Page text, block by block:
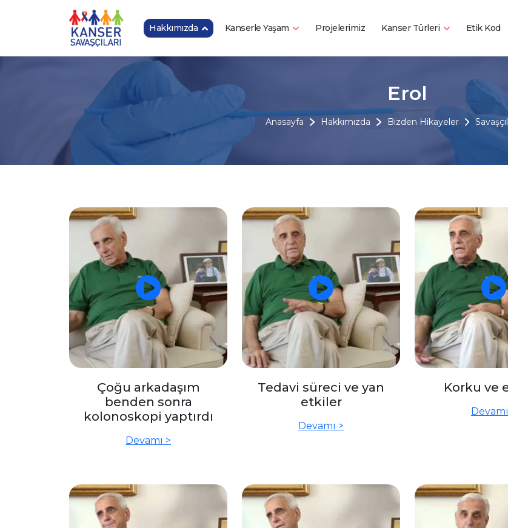
Hakkımızda Kanserle Yaşam Projelerimiz Kanser Türleri Etik Kod
Erol
Anasayfa Hakkımızda Bizden Hikayeler
Çoğu arkadaşım
benden sonra
kolonoskopi yaptırdı
Devamı >
Tedavi süreci ve yan
etkiler
Devamı >
Korku ve